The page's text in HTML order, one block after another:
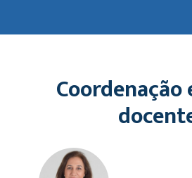
Coordenação